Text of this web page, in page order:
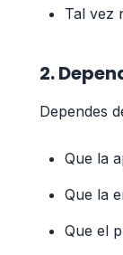
Tal vez
2.
Dependes
Que la
Que la
Que el